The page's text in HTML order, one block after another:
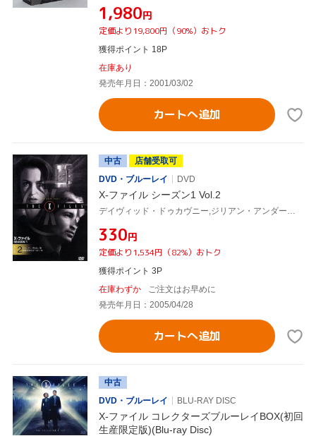
¥1,980円
定価より19,800円（90%）おトク
獲得ポイント 18P
在庫あり
発売年月日：2001/03/02
カートへ追加
中古
店舗受取可
DVD・ブルーレイ
DVD
X-ファイル シーズン1 Vol.2
デイヴィッド・ドゥカヴニー,ジリアン・アンダーソン
¥330円
定価より1,534円（82%）おトク
獲得ポイント 3P
在庫わずか
ご注文はお早めに
発売年月日：2005/04/28
カートへ追加
中古
DVD・ブルーレイ
BLU-RAY DISC
X-ファイル コレクターズブルーレイBOX(初回
生産限定版)(Blu-ray Disc)